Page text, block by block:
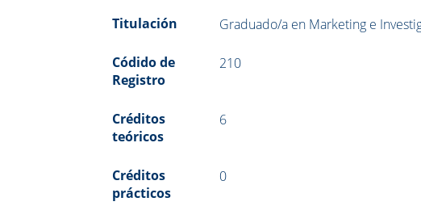
Titulación Graduado/a en Marketing e
Códido de
Registro
210
Créditos
teóricos
6
Créditos
prácticos
0